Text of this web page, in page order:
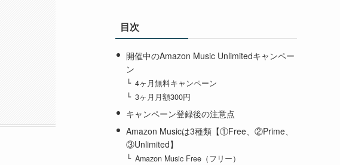
目次
開催中のAmazon Music Unlimitedキャンペー
ン
4ヶ月無料キャンペーン
3ヶ月月額300円
キャンペーン登録後の注意点
Amazon Musicは3種類【①Free、②Prime、
③Unlimited】
Amazon Music Free（フリー）